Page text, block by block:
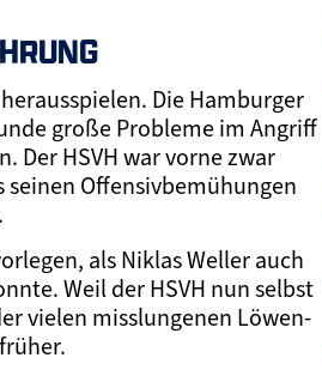
Die Hamburger
große Probleme im Angriff
Der HSVH war vorne zwar
Offensivbemühungen
als Niklas Weller auch
Weil der HSVH nun selbst
vielen misslungenen Löwen-